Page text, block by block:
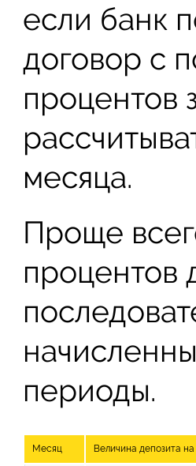
если банк
договор с
процентов
месяца.
Проще
процентов
периоды.
Месяц Величина депозита